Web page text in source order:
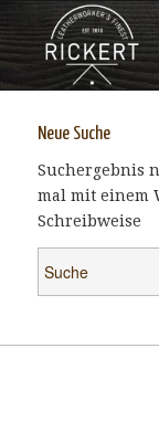
Neue Suche
Suchergebnis
mal mit einem
Schreibweise